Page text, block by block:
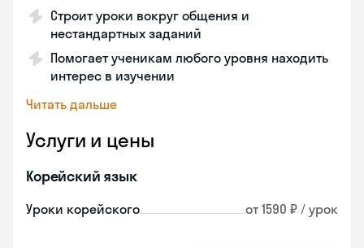
Строит уроки вокруг общения и
нестандартных заданий
Помогает ученикам любого уровня находить
интерес в изучении
Читать дальше
Услуги и цены
Корейский язык
Уроки корейского от 1590 ₽ / урок